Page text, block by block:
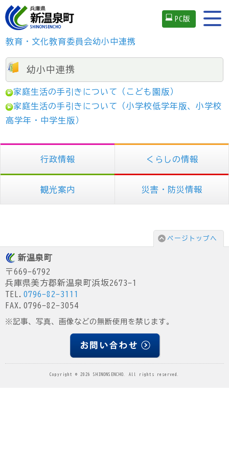
PC版
教育・文化教育委員会幼小中連携
幼小中連携
家庭生活の手引きについて（こども園版）
家庭生活の手引きについて（小学校低学年版、小学校
高学年・中学生版）
行政情報 くらしの情報
観光案内 災害・防災情報
ページトップへ
新温泉町
〒669-6792
兵庫県美方郡新温泉町浜坂2673-1
TEL. 0796-82-3111
FAX.0796-82-3054
※記事、写真、画像などの無断使用を禁じます。
Copyright © 2026 SHINONSENCHO. All rights reserved.